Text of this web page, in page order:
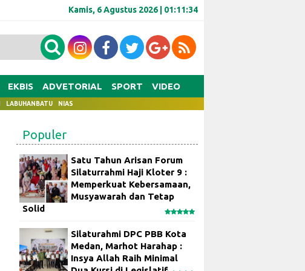
Kamis, 6 Agustus 2026 | 01:11:34
EKBIS ADVETORIAL SPORT VIDEO
LABUHANBATU NIAS
Populer
Satu Tahun Arisan Forum
Silaturrahmi Haji Kloter 9 :
Memperkuat Kebersamaan,
Musyawarah dan Tetap
Solid
Silaturahmi DPC PBB Kota
Medan, Marhot Harahap :
Insya Allah Raih Minimal